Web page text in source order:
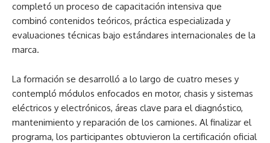
completó un proceso de capacitación intensiva que
combinó contenidos teóricos, práctica especializada y
evaluaciones técnicas bajo estándares internacionales de la
marca.
La formación se desarrolló a lo largo de cuatro meses y
contempló módulos enfocados en motor, chasis y sistemas
eléctricos y electrónicos, áreas clave para el diagnóstico,
mantenimiento y reparación de los camiones. Al finalizar el
programa, los participantes obtuvieron la certificación oficial